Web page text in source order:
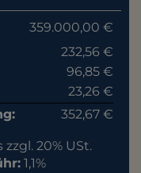
359.000,00 €
232,56 €
96,85 €
23,26 €
352,67 €
zzgl. 20% USt.
1,1%